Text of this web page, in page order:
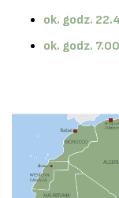
ok. godz.
ok. godz. 7.00